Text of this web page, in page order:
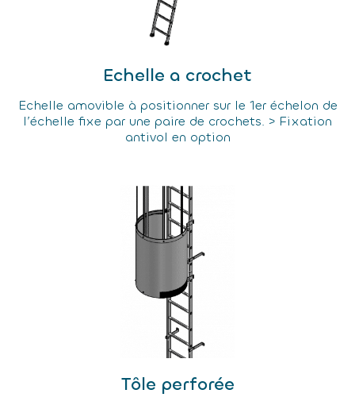
Echelle a crochet
Echelle amovible à positionner sur le 1er échelon de
l’échelle fixe par une paire de crochets. > Fixation
antivol en option
Tôle perforée